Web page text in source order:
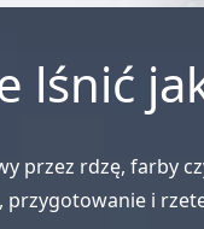
lśnić
przez rdzę, farby
przygotowanie i